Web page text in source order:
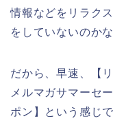
情報などをリラク
をしていないのか
だから、早速、【
メルマガサマーセ
ポン】という感じ